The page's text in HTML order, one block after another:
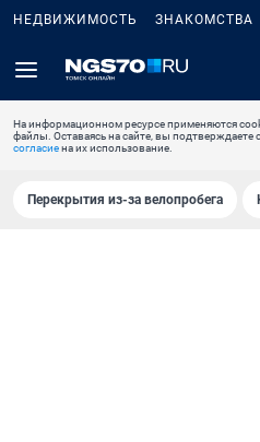
НЕДВИЖИМОСТЬ ЗНАКОМСТВА
На информационном ресурсе применяются
файлы. Оставаясь на сайте, вы подтверждаете
согласиена их использование.
Перекрытия из-за велопробега